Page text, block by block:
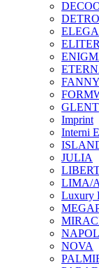
FANNY
GLENT
Imprint
Interni
JULIA
LIMA/
Luxury
NOVA